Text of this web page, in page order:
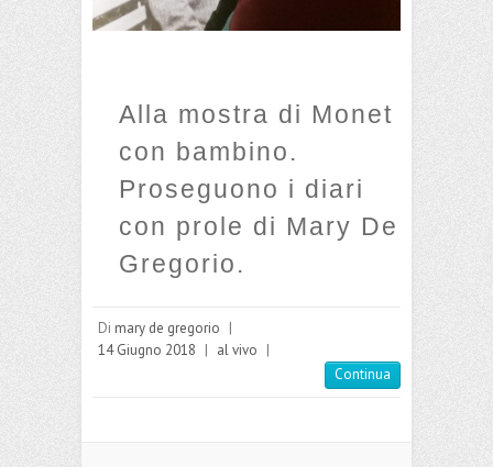
Alla mostra di Monet
con bambino.
Proseguono i diari
con prole di Mary De
Gregorio.
Di mary de gregorio |
14 Giugno 2018 | al vivo |
Continua